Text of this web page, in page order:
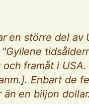
en större del av
framåt i
Enbart de
än en biljon